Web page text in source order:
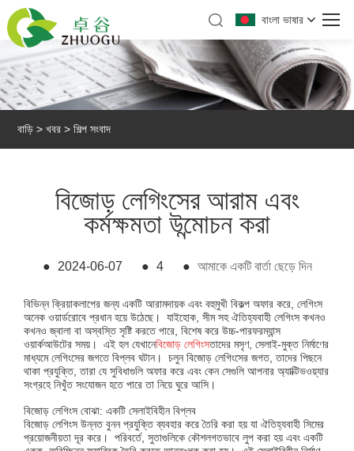
বাংলা ভাষার
বাড়ি > খবর >শিল্প সংবাদ
বিজোড় লেগিংসের আরাম এবং
কর্মক্ষমতা উন্মোচন করা
● 2024-06-07 ● 4 ● আমাকে একটি বার্তা ছেড়ে দিন
বিভিন্ন ক্রিয়াকলাপের জন্য একটি আরামদায়ক এবং বহুমুখী বিকল্প অফার করে, লেগিংস
অনেক ওয়ার্ডরোবে প্রধান হয়ে উঠেছে। যাইহোক, সীম সহ ঐতিহ্যবাহী লেগিংস কখনও
কখনও জ্বালা বা অস্বস্তি সৃষ্টি করতে পারে, বিশেষ করে উচ্চ-পারফরম্যান্স
ওয়ার্কআউটের সময়। এই হল যেখানেবিজোড় লেগিংসতাদের মসৃণ, সেলাই-মুক্ত নির্মাণের
মাধ্যমে লেগিংসের জগতে বিপ্লব ঘটান। চলুন বিজোড় লেগিংসের জগত, তাদের পিছনে
থাকা প্রযুক্তি, তারা যে সুবিধাগুলি অফার করে এবং কেন সেগুলি আপনার অ্যাক্টিভওয়্যার
সংগ্রহে নিখুঁত সংযোজন হতে পারে তা নিয়ে ঘুরে আসি।
বিজোড় লেগিংস বোঝা: একটি সেলাইবিহীন বিপ্লব
বিজোড় লেগিংস উন্নত বুনন প্রযুক্তি ব্যবহার করে তৈরি করা হয় যা ঐতিহ্যবাহী সিমের
প্রয়োজনীয়তা দূর করে। পরিবর্তে, সুতাগুলিকে কৌশলগতভাবে লুপ করা হয় এবং একটি